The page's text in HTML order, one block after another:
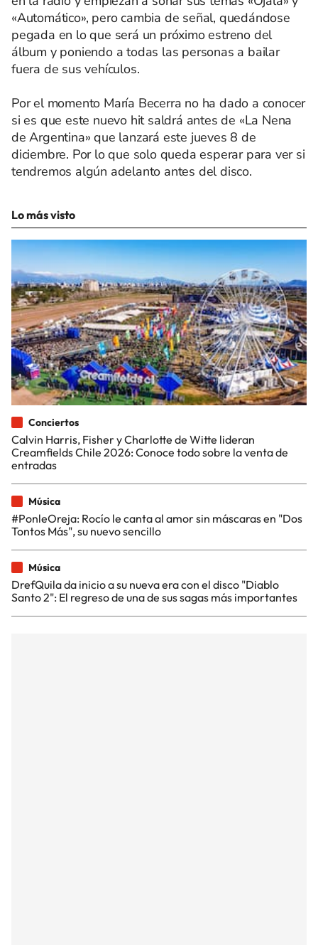
«Automático», pero cambia de señal, quedándose
pegada en lo que será un próximo estreno del
álbum y poniendo a todas las personas a bailar
fuera de sus vehículos.
Por el momento María Becerra no ha dado a conocer
si es que este nuevo hit saldrá antes de «La Nena
de Argentina» que lanzará este jueves 8 de
diciembre. Por lo que solo queda esperar para ver si
tendremos algún adelanto antes del disco.
Lo más visto
Conciertos
Calvin Harris, Fisher y Charlotte de Witte lideran
Creamfields Chile 2026: Conoce todo sobre la venta de
entradas
Música
#PonleOreja: Rocío le canta al amor sin máscaras en "Dos
Tontos Más", su nuevo sencillo
Música
DrefQuila da inicio a su nueva era con el disco "Diablo
Santo 2": El regreso de una de sus sagas más importantes